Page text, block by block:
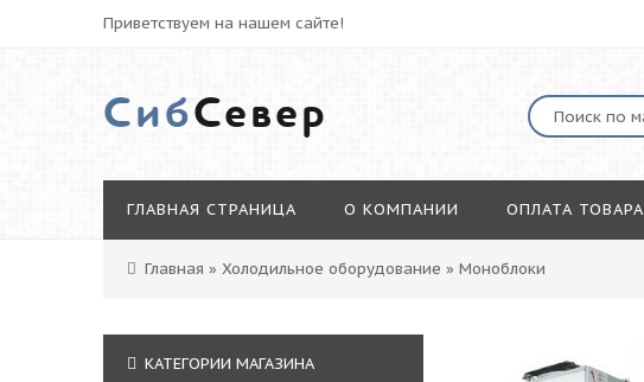
Приветствуем на нашем сайте!
СибСевер
ГЛАВНАЯ СТРАНИЦА О КОМПАНИИ ОПЛАТА ТОВАРА
Главная » Холодильное оборудование » Моноблоки
КАТЕГОРИИ МАГАЗИНА